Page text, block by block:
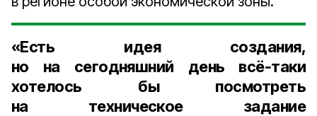
«Есть идея создания,
но на сегодняшний день всё‑таки
хотелось бы посмотреть
на техническое задание